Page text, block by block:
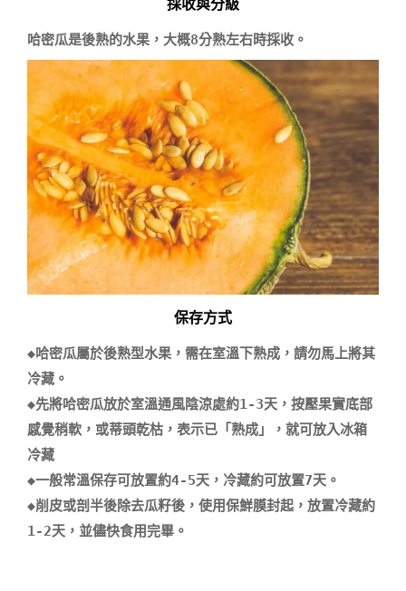
保存方式
◆哈密瓜屬於後熟型水果，需在室溫下熟成，請勿馬上將其
冷藏。
◆先將哈密瓜放於室溫通風陰涼處約1-3天，按壓果實底部
感覺稍軟，或蒂頭乾枯，表示已「熟成」，就可放入冰箱
冷藏
◆一般常溫保存可放置約4-5天，冷藏約可放置7天。
◆削皮或剖半後除去瓜籽後，使用保鮮膜封起，放置冷藏約